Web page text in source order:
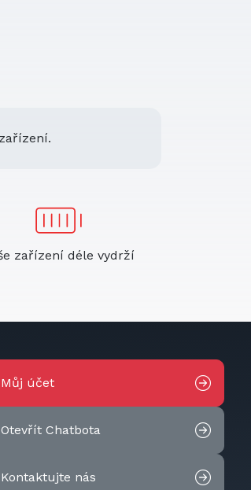
zařízení déle vydrží
Můj účet
Otevřít Chatbota
Kontaktujte nás